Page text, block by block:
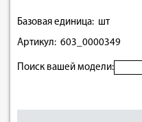
Базовая единица: шт
Артикул: 603_0000349
Поиск вашей модели: